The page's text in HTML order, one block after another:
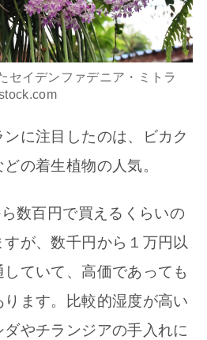
セイデンファデニア・ミトラ
に注目したのは、ビカク
の着生植物の人気。
数百円で買えるくらいの
が、数千円から１万円以
していて、高価であっても
ます。比較的湿度が高い
やチランジアの手入れに